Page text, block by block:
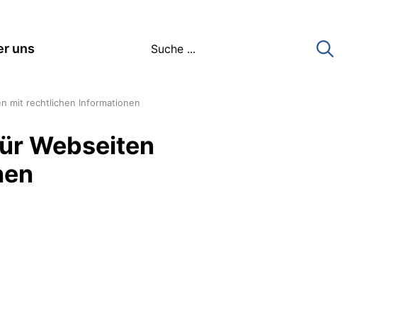
uns
mit rechtlichen Informationen
Webseiten